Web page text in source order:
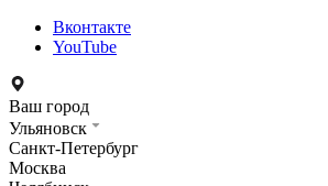
Вконтакте
YouTube
Ваш город
Ульяновск
Санкт-Петербург
Москва